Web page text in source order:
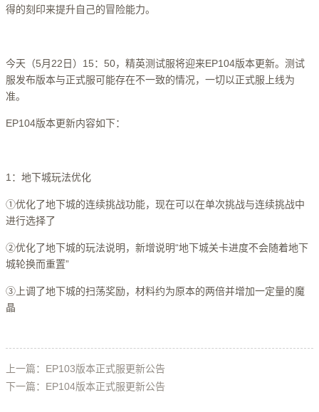
得的刻印来提升自己的冒险能力。
今天（5月22日）15：50，精英测试服将迎来EP104版本更新。测试
服发布版本与正式服可能存在不一致的情况，一切以正式服上线为
准。
EP104版本更新内容如下：
1：地下城玩法优化
①优化了地下城的连续挑战功能，现在可以在单次挑战与连续挑战中
进行选择了
②优化了地下城的玩法说明，新增说明“地下城关卡进度不会随着地下
城轮换而重置”
③上调了地下城的扫荡奖励，材料约为原本的两倍并增加一定量的魔
晶
上一篇：EP103版本正式服更新公告
下一篇：EP104版本正式服更新公告